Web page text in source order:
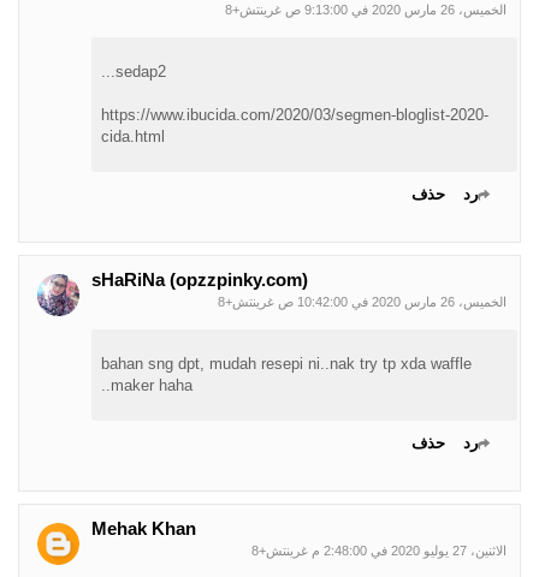
الخميس، 26 مارس 2020 في 9:13:00 ص غرينتش+8
sedap2...
https://www.ibucida.com/2020/03/segmen-bloglist-2020-
cida.html
رد حذف
sHaRiNa (opzzpinky.com)
الخميس، 26 مارس 2020 في 10:42:00 ص غرينتش+8
bahan sng dpt, mudah resepi ni..nak try tp xda waffle
maker haha..
رد حذف
Mehak Khan
الاثنين، 27 يوليو 2020 في 2:48:00 م غرينتش+8